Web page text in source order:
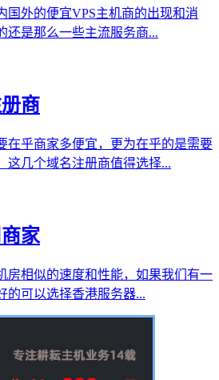
国外的便宜VPS主机商的出现和消
还是那么一些主流服务商...
商
在乎商家多便宜，更为在乎的是需要
这几个域名注册商值得选择...
家
房相似的速度和性能，如果我们有一
的可以选择香港服务器...